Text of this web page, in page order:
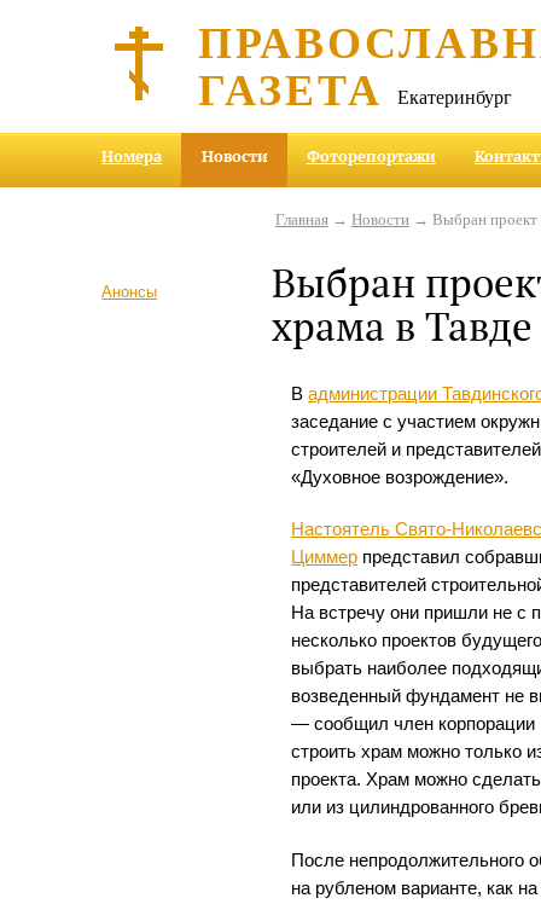
ГАЗЕТА Екатеринбург
Номера Новости Фоторепортажи
Анонсы
Главная→ Новости→ Выбран проект
Выбран
храма в Тавде
Вадминистрации
заседание с участием
строителей и
«Духовное возрождение».
Настоятель Свято-
Циммер представил
представителей
На встречу они пришли не с
несколько проектов
выбрать наиболее
возведенный фундамент не
— сообщил член
строить храм можно только
проекта. Храм можно
или из цилиндрованного
После непродолжительного
на рубленом варианте, как